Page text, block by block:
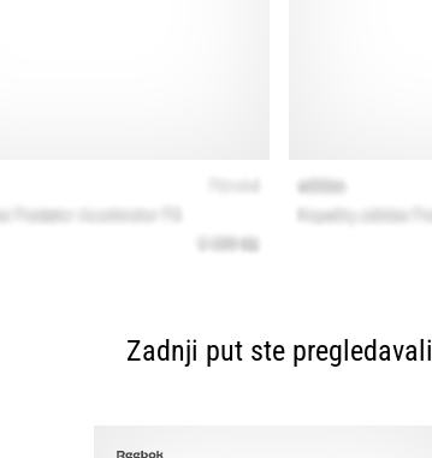
Zadnji put ste pregledavali